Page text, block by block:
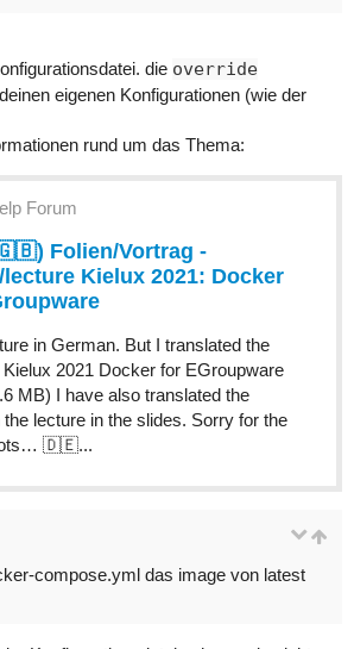
die override
eigenen Konfigurationen (wie der
rund um das Thema:
Forum
Folien/Vortrag -
Kielux 2021: Docker
in German. But I translated the
2021 Docker for EGroupware
MB) I have also translated the
lecture in the slides. Sorry for the
🇩🇪...
compose.yml das image von latest